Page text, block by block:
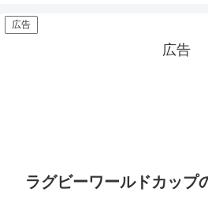
広告
広告
ラグビーワールドカップ